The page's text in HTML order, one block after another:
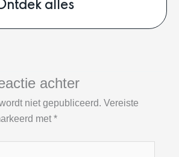
alles
achter
niet gepubliceerd. Vereiste
met *